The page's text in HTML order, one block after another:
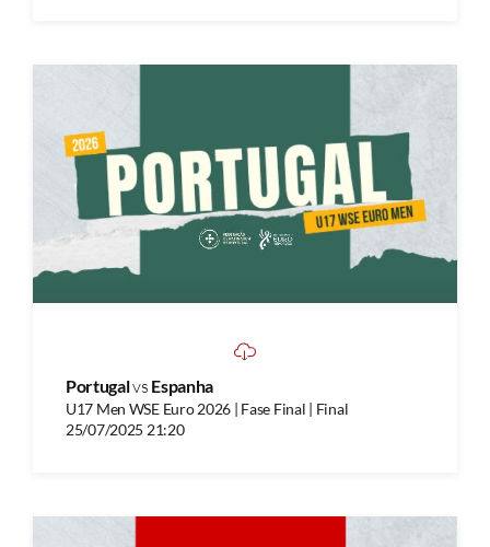
Portugalvs Espanha
U17 Men WSE Euro 2026 | Fase Final | Final
25/07/2025 21:20